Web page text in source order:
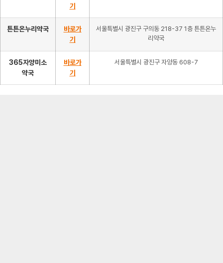
기
튼튼온누리약국
바로가
기
서울특별시 광진구 구의동 218-37 1층 튼튼온누
리약국
365자양미소
약국
바로가
기
서울특별시 광진구 자양동 608-7